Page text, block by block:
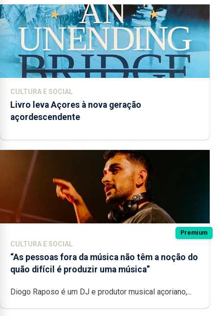
CULTURA E SOCIAL
Livro leva Açores à nova geração
açordescendente
Premium
CULTURA E SOCIAL
“As pessoas fora da música não têm a noção do
quão difícil é produzir uma música”
Diogo Raposo é um DJ e produtor musical açoriano,...